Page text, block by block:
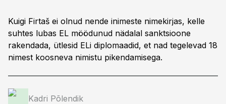
Kuigi Firtaš ei olnud nende inimeste nimekirjas, kelle
suhtes lubas EL möödunud nädalal sanktsioone
rakendada, ütlesid ELi diplomaadid, et nad tegelevad 18
nimest koosneva nimistu pikendamisega.
Kadri Põlendik